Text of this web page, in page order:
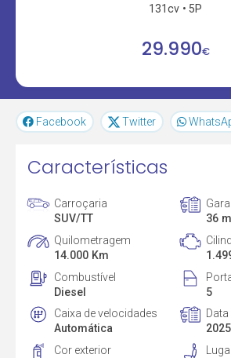
131cv
5P
29.990€
Facebook Twitter
Características
Carroçaria
SUV/TT
36
Quilometragem
14.000 Km
Combustível
Diesel
5
Caixa de velocidades
Automática
Cor exterior